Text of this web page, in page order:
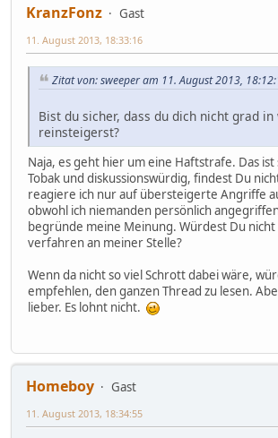
KranzFonz
Gast
11. August 2013, 18:33:16
Zitat von: sweeper am 11. August 2013,
Bist du sicher, dass du dich nicht grad in
reinsteigerst?
Naja, es geht hier um eine Haftstrafe. Das
Tobak und diskussionswürdig, findest Du
reagiere ich nur auf übersteigerte Angriffe
obwohl ich niemanden persönlich
begründe meine Meinung. Würdest Du nicht
verfahren an meiner Stelle?
Wenn da nicht so viel Schrott dabei wäre,
empfehlen, den ganzen Thread zu lesen.
lieber. Es lohnt nicht.
Homeboy
Gast
11. August 2013, 18:34:55